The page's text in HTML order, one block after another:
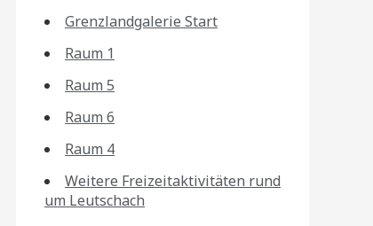
Grenzlandgalerie Start
Raum 1
Raum 5
Raum 6
Raum 4
Weitere Freizeitaktivitäten rund
um Leutschach